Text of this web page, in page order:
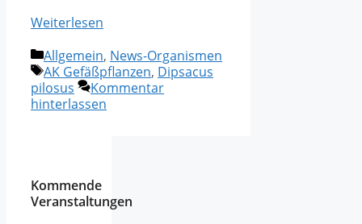
Weiterlesen
Kategorien
Allgemein, News-Organismen
Schlagwörter
AK Gefäßpflanzen, Dipsacus
pilosus
Kommentar
hinterlassen
Kommende
Veranstaltungen